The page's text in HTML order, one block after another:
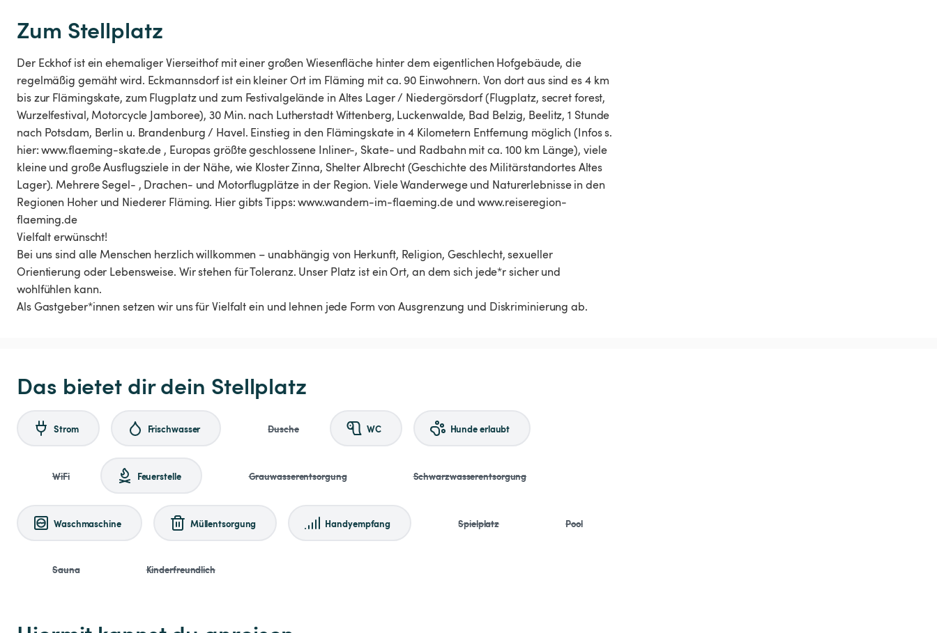
Zum Stellplatz
Der Eckhof ist ein ehemaliger Vierseithof mit einer großen Wiesenfläche hinter dem eigentlichen Hofgebäude​,​ die
regelmäßig gemäht wird. Eckmannsdorf ist ein kleiner Ort im Fläming mit ca. 90 Einwohnern. Von dort aus sind es 4 km
bis zur Flämingskate​,​ zum Flugplatz und zum Festivalgelände in Altes Lager ​/​ Niedergörsdorf (Flugplatz​,​ secret forest​,​
Wurzelfestival​,​ Motorcycle Jamboree)​,​ 30 Min. nach Lutherstadt Wittenberg​,​ Luckenwalde​,​ Bad Belzig​,​ Beelitz​,​ 1 Stunde
nach Potsdam​,​ Berlin u. Brandenburg ​/​ Havel. Einstieg in den Flämingskate in 4 Kilometern Entfernung möglich (Infos s.
hier: www.flaeming-skate.de , Europas größte geschlossene Inliner-, Skate- und Radbahn mit ca. 100 km Länge), viele
kleine und große Ausflugsziele in der Nähe, wie Kloster Zinna, Shelter Albrecht (Geschichte des Militärstandortes Altes
Lager). Mehrere Segel- , Drachen- und Motorflugplätze in der Region. Viele Wanderwege und Naturerlebnisse in den
Regionen Hoher und Niederer Fläming. Hier gibts Tipps: www.wandern-im-flaeming.de und www.reiseregion-
flaeming.de
Vielfalt erwünscht!
Bei uns sind alle Menschen herzlich willkommen – unabhängig von Herkunft, Religion, Geschlecht, sexueller
Orientierung oder Lebensweise. Wir stehen für Toleranz. Unser Platz ist ein Ort, an dem sich jede*r sicher und
wohlfühlen kann.
Als Gastgeber*innen setzen wir uns für Vielfalt ein und lehnen jede Form von Ausgrenzung und Diskriminierung ab.
Das bietet dir dein Stellplatz
Strom Frischwasser Dusche WC Hunde erlaubt
WiFi Feuerstelle Grauwasserentsorgung Schwarzwasserentsorgung
Waschmaschine Müllentsorgung Handyempfang Spielplatz Pool
Sauna Kinderfreundlich